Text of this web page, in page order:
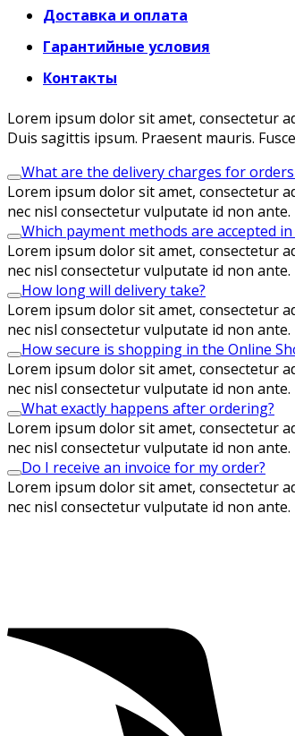
Доставка и оплата
Гарантийные условия
Контакты
Lorem ipsum dolor sit amet, consectetur
Duis sagittis ipsum. Praesent mauris.
What are the delivery charges for
Lorem ipsum dolor sit amet, consectetur
nec nisl consectetur vulputate id non ante.
Which payment methods are accepted
Lorem ipsum dolor sit amet, consectetur
nec nisl consectetur vulputate id non ante.
How long will delivery take?
Lorem ipsum dolor sit amet, consectetur
nec nisl consectetur vulputate id non ante.
How secure is shopping in the Online
Lorem ipsum dolor sit amet, consectetur
nec nisl consectetur vulputate id non ante.
What exactly happens after ordering?
Lorem ipsum dolor sit amet, consectetur
nec nisl consectetur vulputate id non ante.
Do I receive an invoice for my order?
Lorem ipsum dolor sit amet, consectetur
nec nisl consectetur vulputate id non ante.